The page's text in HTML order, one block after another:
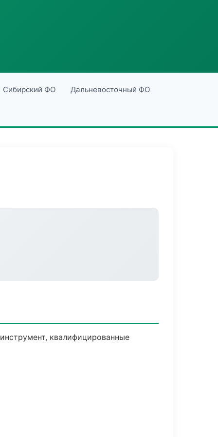
Сибирский ФО Дальневосточный ФО
квалифицированные